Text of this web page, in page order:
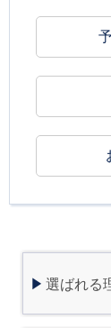
選ばれる